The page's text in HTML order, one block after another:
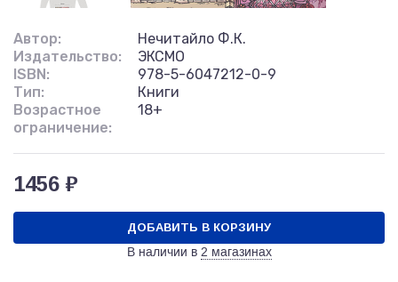
Автор:
Нечитайло Ф.К.
Издательство:
ЭКСМО
ISBN:
978-5-6047212-0-9
Тип:
Книги
Возрастное
ограничение:
18+
1456 ₽
ДОБАВИТЬ В КОРЗИНУ
В наличии в 2 магазинах